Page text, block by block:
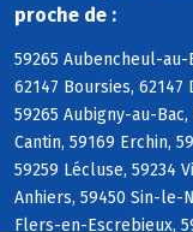
proche de :
59265 Aubencheul-au-
62147 Boursies, 62147
59265 Aubigny-au-
Cantin, 59169 Erchin,
59259 Lécluse, 59234
Anhiers, 59450 Sin-le-
Flers-en-Escrebieux,